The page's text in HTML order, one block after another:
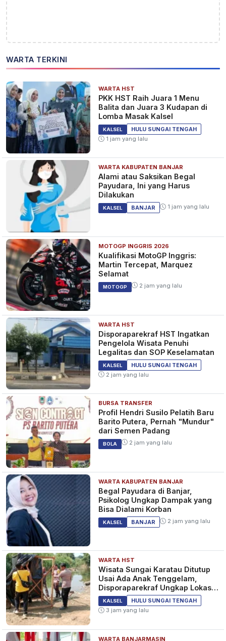
WARTA TERKINI
WARTA HST
PKK HST Raih Juara 1 Menu
Balita dan Juara 3 Kudapan di
Lomba Masak Kalsel
KALSEL
HULU SUNGAI TENGAH
1 jam yang lalu
WARTA KABUPATEN BANJAR
Alami atau Saksikan Begal
Payudara, Ini yang Harus
Dilakukan
KALSEL BANJAR 1 jam yang lalu
MOTOGP INGGRIS 2026
Kualifikasi MotoGP Inggris:
Martin Tercepat, Marquez
Selamat
MOTOGP 2 jam yang lalu
WARTA HST
Disporaparekraf HST Ingatkan
Pengelola Wisata Penuhi
Legalitas dan SOP Keselamatan
KALSEL
HULU SUNGAI TENGAH
2 jam yang lalu
BURSA TRANSFER
Profil Hendri Susilo Pelatih Baru
Barito Putera, Pernah "Mundur"
dari Semen Padang
BOLA 2 jam yang lalu
WARTA KABUPATEN BANJAR
Begal Payudara di Banjar,
Psikolog Ungkap Dampak yang
Bisa Dialami Korban
KALSEL BANJAR 2 jam yang lalu
WARTA HST
Wisata Sungai Karatau Ditutup
Usai Ada Anak Tenggelam,
Disporaparekraf Ungkap Lokasi
Belum Berizin
KALSEL
HULU SUNGAI TENGAH
3 jam yang lalu
WARTA BANJARMASIN